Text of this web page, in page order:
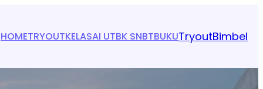
HOMETRYOUTKELASAI UTBK SNBTBUKUTryoutBimbel